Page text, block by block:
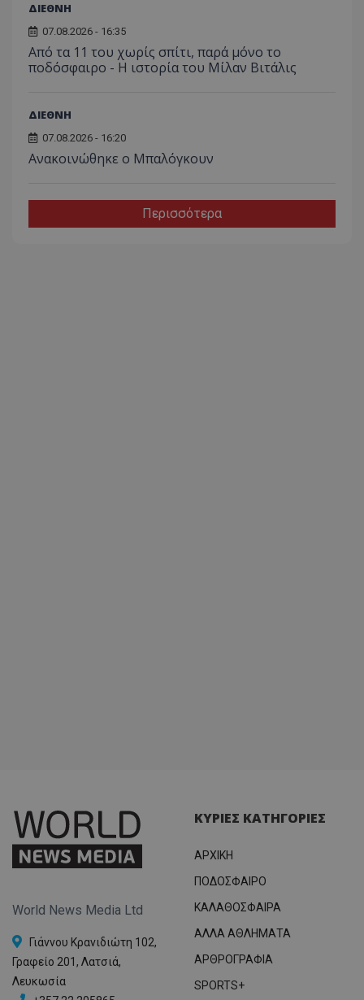
ΔΙΕΘΝΗ
07.08.2026 - 16:35
Από τα 11 του χωρίς σπίτι, παρά μόνο το
ποδόσφαιρο - Η ιστορία του Μίλαν Βιτάλις
ΔΙΕΘΝΗ
07.08.2026 - 16:20
Ανακοινώθηκε ο Μπαλόγκουν
Περισσότερα
World News Media Ltd
Γιάννου Κρανιδιώτη 102,
Γραφείο 201, Λατσιά,
Λευκωσία
ΚΥΡΙΕΣ ΚΑΤΗΓΟΡΙΕΣ
ΑΡΧΙΚΗ
ΠΟΔΟΣΦΑΙΡΟ
ΚΑΛΑΘΟΣΦΑΙΡΑ
ΑΛΛΑ ΑΘΛΗΜΑΤΑ
ΑΡΘΡΟΓΡΑΦΙΑ
SPORTS+